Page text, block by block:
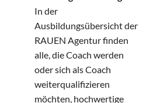
In der
Ausbildungsübersicht der
RAUEN Agentur finden
alle, die Coach werden
oder sich als Coach
weiterqualifizieren
möchten, hochwertige